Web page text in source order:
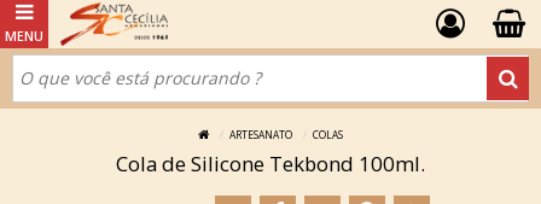
ARTESANATO COLAS
Cola de Silicone Tekbond 100ml.